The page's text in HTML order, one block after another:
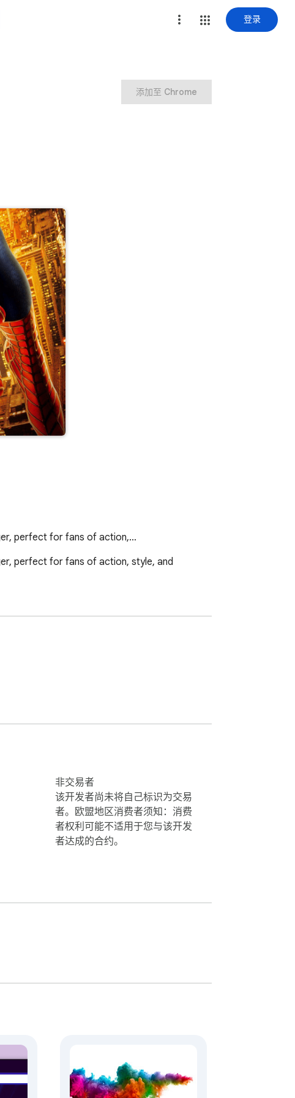
登录
添加至 Chrome
perfect for fans of action,…
perfect for fans of action, style, and
非交易者
该开发者尚未将自己标识为交易
者。欧盟地区消费者须知：消费
者权利可能不适用于您与该开发
者达成的合约。